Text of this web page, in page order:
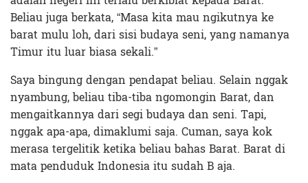
Beliau juga berkata, “Masa kita mau ngikutnya ke
barat mulu loh, dari sisi budaya seni, yang namanya
Timur itu luar biasa sekali.”
Saya bingung dengan pendapat beliau. Selain nggak
nyambung, beliau tiba-tiba ngomongin Barat, dan
mengaitkannya dari segi budaya dan seni. Tapi,
nggak apa-apa, dimaklumi saja. Cuman, saya kok
merasa tergelitik ketika beliau bahas Barat. Barat di
mata penduduk Indonesia itu sudah B aja.